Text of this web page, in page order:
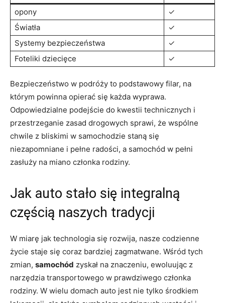
opony
✓
Światła
✓
Systemy bezpieczeństwa
✓
Foteliki dziecięce
✓
Bezpieczeństwo w podróży to podstawowy filar, na
którym powinna opierać się każda wyprawa.
Odpowiedzialne podejście do kwestii technicznych i
przestrzeganie zasad drogowych sprawi, że wspólne
chwile z bliskimi w samochodzie staną się
niezapomniane i pełne radości, a samochód w pełni
zasłuży na miano członka rodziny.
Jak auto stało się integralną
częścią naszych tradycji
W miarę jak technologia się rozwija, nasze codzienne
życie staje się coraz bardziej zagmatwane. Wśród tych
zmian, samochód zyskał na znaczeniu, ewoluując z
narzędzia transportowego w prawdziwego członka
rodziny. W wielu domach auto jest nie tylko środkiem